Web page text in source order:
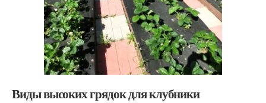
Виды высоких грядок для клубники